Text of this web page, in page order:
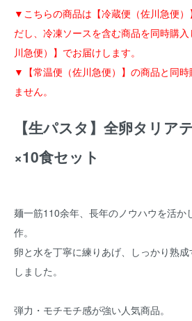
▼こちらの商品は【冷蔵便（佐川急便
だし、冷凍ソースを含む商品を同時購
川急便）】でお届けします。
▼【常温便（佐川急便）】の商品と同時
ません。
【生パスタ】全卵タリア
×10食セット
麺一筋110余年、長年のノウハウを活か
作。
卵と水を丁寧に練りあげ、しっかり熟
しました。
弾力・モチモチ感が強い人気商品。